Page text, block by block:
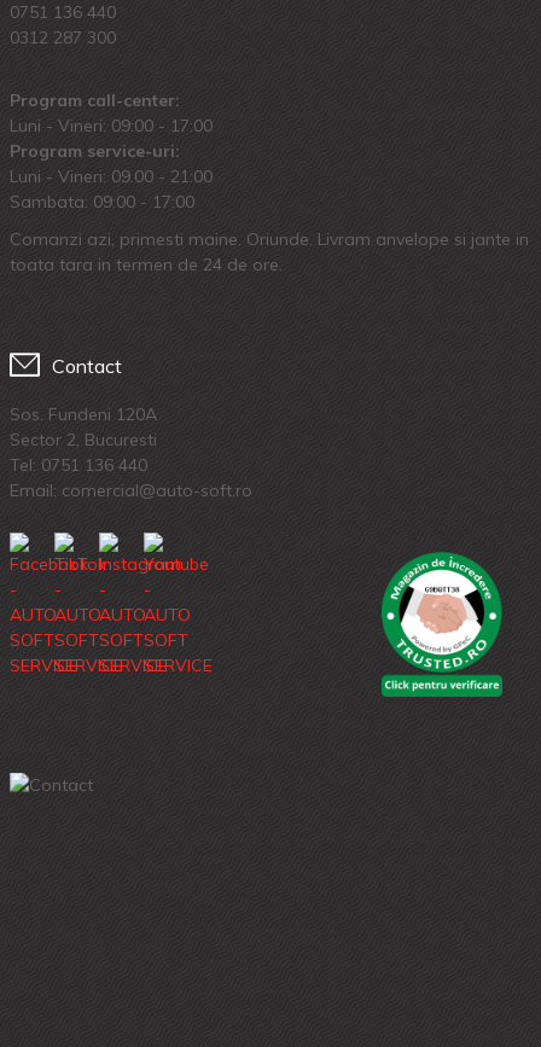
0751 136 440
0312 287 300
Program call-center:
Luni - Vineri: 09:00 - 17:00
Program service-uri:
Luni - Vineri: 09.00 - 21:00
Sambata: 09:00 - 17:00
Comanzi azi, primesti maine. Oriunde. Livram anvelope si jante in
toata tara in termen de 24 de ore.
Contact
Sos. Fundeni 120A
Sector 2, Bucuresti
Tel: 0751 136 440
Email: comercial@auto-soft.ro